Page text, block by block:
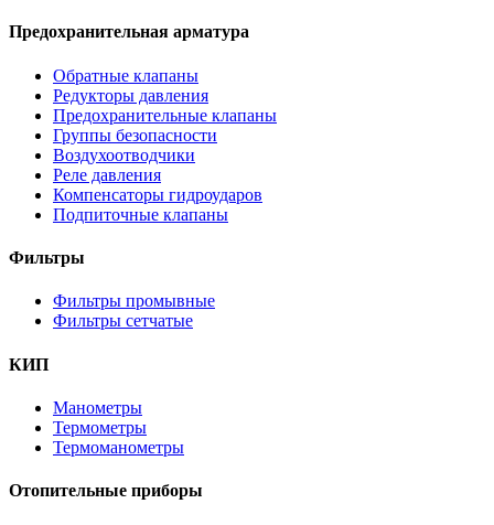
Предохранительная арматура
Обратные клапаны
Редукторы давления
Предохранительные клапаны
Группы безопасности
Воздухоотводчики
Реле давления
Компенсаторы гидроударов
Подпиточные клапаны
Фильтры
Фильтры промывные
Фильтры сетчатые
КИП
Манометры
Термометры
Термоманометры
Отопительные приборы